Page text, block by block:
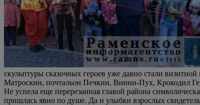
скульптуры сказочных героев уже давно стали
Матроскин, почтальон Печкин, Винни-Пух, Крокодил
Не успела еще перерезанная главой района
пришлась явно по душе. Да и улыбки взрослых